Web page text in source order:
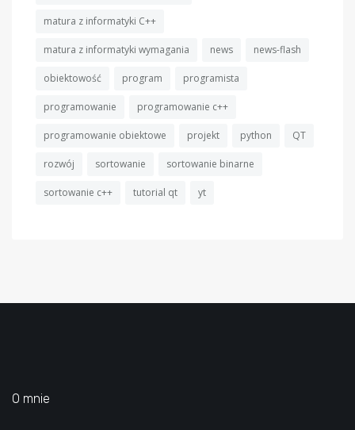
matura z informatyki C++
matura z informatyki wymagania news news-flash
obiektowość program programista
programowanie programowanie c++
programowanie obiektowe projekt python QT
rozwój sortowanie sortowanie binarne
sortowanie c++ tutorial qt yt
O mnie